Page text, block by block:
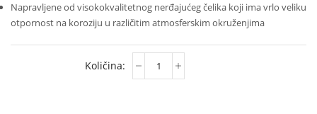
Napravljene od visokokvalitetnog nerđajućeg čelika koji ima vrlo veliku
otpornost na koroziju u različitim atmosferskim okruženjima